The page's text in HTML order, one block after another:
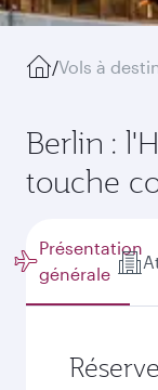
/Vols à
Berlin :
touche
Présentation
générale